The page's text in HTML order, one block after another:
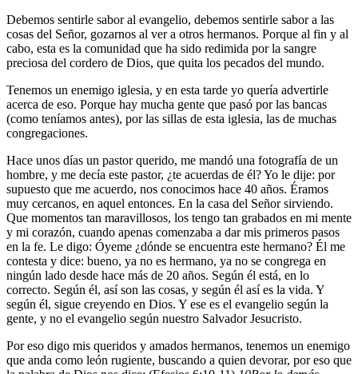
Debemos sentirle sabor al evangelio, debemos sentirle sabor a las
cosas del Señor, gozarnos al ver a otros hermanos. Porque al fin y al
cabo, esta es la comunidad que ha sido redimida por la sangre
preciosa del cordero de Dios, que quita los pecados del mundo.
Tenemos un enemigo iglesia, y en esta tarde yo quería advertirle
acerca de eso. Porque hay mucha gente que pasó por las bancas
(como teníamos antes), por las sillas de esta iglesia, las de muchas
congregaciones.
Hace unos días un pastor querido, me mandó una fotografía de un
hombre, y me decía este pastor, ¿te acuerdas de él? Yo le dije: por
supuesto que me acuerdo, nos conocimos hace 40 años. Éramos
muy cercanos, en aquel entonces. En la casa del Señor sirviendo.
Que momentos tan maravillosos, los tengo tan grabados en mi mente
y mi corazón, cuando apenas comenzaba a dar mis primeros pasos
en la fe. Le digo: Óyeme ¿dónde se encuentra este hermano? Él me
contesta y dice: bueno, ya no es hermano, ya no se congrega en
ningún lado desde hace más de 20 años. Según él está, en lo
correcto. Según él, así son las cosas, y según él así es la vida. Y
según él, sigue creyendo en Dios. Y ese es el evangelio según la
gente, y no el evangelio según nuestro Salvador Jesucristo.
Por eso digo mis queridos y amados hermanos, tenemos un enemigo
que anda como león rugiente, buscando a quien devorar, por eso que